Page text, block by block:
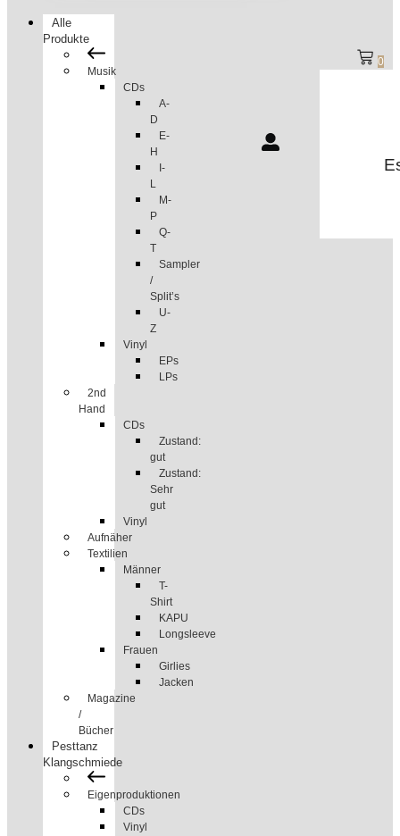
Alle
Produkte
Musik
CDs
A-
D
E-
H
I-
L
M-
P
Q-
T
Sampler
/
Split’s
U-
Z
Vinyl
EPs
LPs
2nd
Hand
CDs
Zustand:
gut
Zustand:
Sehr
gut
Vinyl
Aufnäher
Textilien
Männer
T-
Shirt
KAPU
Longsleeve
Frauen
Girlies
Jacken
Magazine
/
Bücher
Pesttanz
Klangschmiede
Eigenproduktionen
CDs
Vinyl
0